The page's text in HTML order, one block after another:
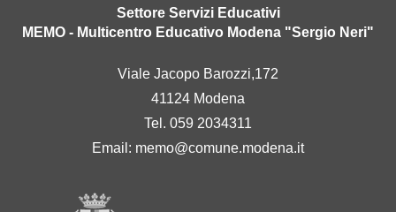
Settore Servizi Educativi
MEMO - Multicentro Educativo Modena "Sergio Neri"
Viale Jacopo Barozzi,172
41124 Modena
Tel. 059 2034311
Email: memo@comune.modena.it